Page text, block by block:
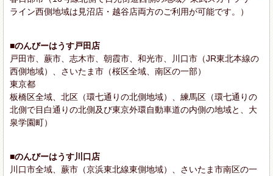
ライン西側地域は見沼店・越谷店両方のご利用が可能です。）
■のんびーはうす戸田店
戸田市、蕨市、志木市、朝霞市、和光市、川口市（JR東北本線の
西側地域）、さいたま市（桜区全域、南区の一部）
東京都
板橋区全域、北区（環七通りの北側地域）、練馬区（環七通りの
北側で目白通りの北側及び東京外環自動車道の内側の地域と、大
泉学園町）
■のんびーはうす川口店
川口市全域、蕨市（京浜東北線東側地域）、さいたま市南区の一